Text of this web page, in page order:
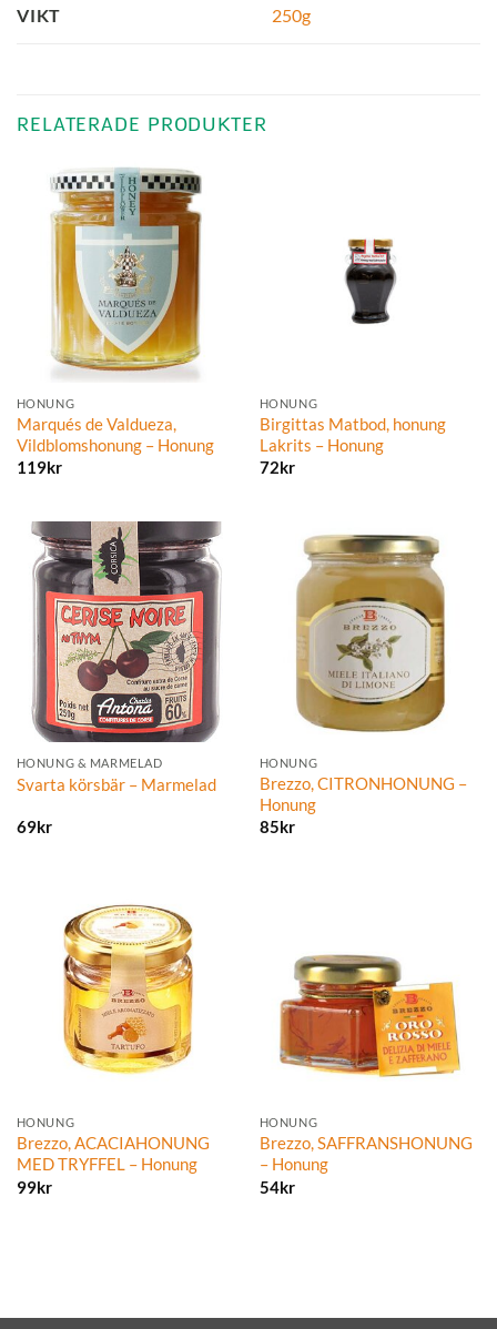
VIKT 250g
RELATERADE PRODUKTER
HONUNG
Marqués de Valdueza,
Vildblomshonung – Honung
119kr
HONUNG
Birgittas Matbod, honung
Lakrits – Honung
72kr
HONUNG & MARMELAD
Svarta körsbär – Marmelad
69kr
HONUNG
Brezzo, CITRONHONUNG –
Honung
85kr
HONUNG
Brezzo, ACACIAHONUNG
MED TRYFFEL – Honung
99kr
HONUNG
Brezzo, SAFFRANSHONUNG
– Honung
54kr